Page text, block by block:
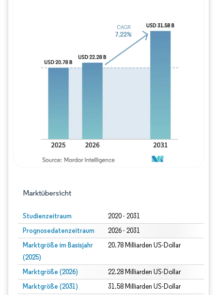
Marktübersicht
Studienzeitraum 2020 - 2031
Prognosedatenzeitraum 2026 - 2031
Marktgröße im Basisjahr
(2025)
20.78 Milliarden US-Dollar
Marktgröße (2026) 22.28 Milliarden US-Dollar
Marktgröße (2031) 31.58 Milliarden US-Dollar